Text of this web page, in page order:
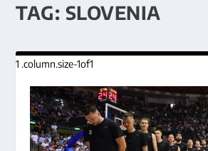
TAG: SLOVENIA